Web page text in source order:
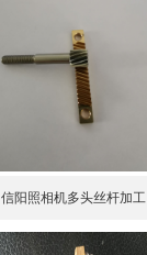
信阳照相机多头丝杆加工